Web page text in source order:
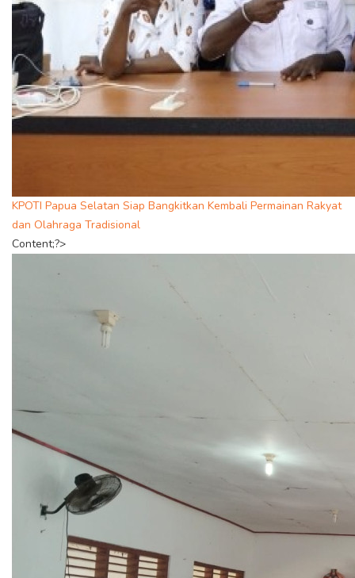
KPOTI Papua Selatan Siap Bangkitkan Kembali Permainan Rakyat
dan Olahraga Tradisional
Content;?>